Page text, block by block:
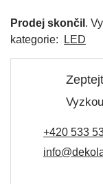
Prodej skončil .
kategorie:
LED
+420 533